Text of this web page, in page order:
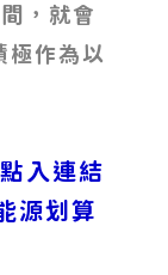
，就會
極作為以
入連結
源划算